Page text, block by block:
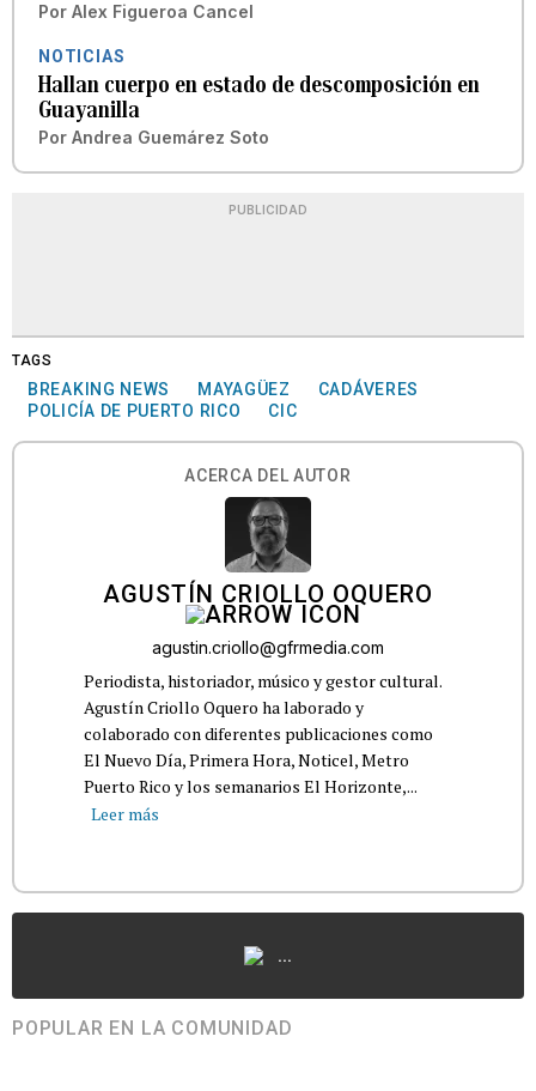
Por Alex Figueroa Cancel
NOTICIAS
Hallan cuerpo en estado de descomposición en
Guayanilla
Por Andrea Guemárez Soto
PUBLICIDAD
TAGS
BREAKING NEWS MAYAGÜEZ
CADÁVERES
POLICÍA DE PUERTO RICO
CIC
ACERCA DEL AUTOR
AGUSTÍN CRIOLLO OQUERO
agustin.criollo@gfrmedia.com
Periodista, historiador, músico y gestor cultural.
Agustín Criollo Oquero ha laborado y
colaborado con diferentes publicaciones como
El Nuevo Día, Primera Hora, Noticel, Metro
Puerto Rico y los semanarios El Horizonte,...
Leer más
...
POPULAR EN LA COMUNIDAD